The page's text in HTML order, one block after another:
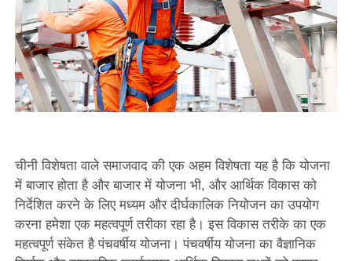
चीनी विशेषता वाले समाजवाद की एक अहम विशेषता यह है कि योजना
में बाजार होता है और बाजार में योजना भी, और आर्थिक विकास को
निर्देशित करने के लिए मध्यम और दीर्घकालिक नियोजन का उपयोग
करना हमेशा एक महत्वपूर्ण तरीका रहा है। इस विकास तरीके का एक
महत्वपूर्ण संकेत है पंचवर्षीय योजना। पंचवर्षीय योजना का वैज्ञानिक